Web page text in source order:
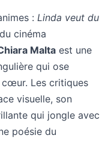
: Linda veut du
cinéma
Malta est une
qui ose
Les critiques
visuelle, son
qui jongle avec
poésie du